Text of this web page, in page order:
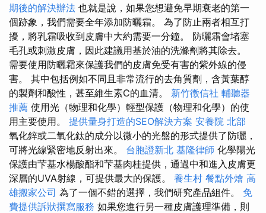
期後的解決辦法 也就是說，如果您想避免早期衰老的第一
個跡象，我們需要全年添加防曬霜。 為了防止兩者相互打
擾，將乳霜吸收到皮膚中大約需要一分鐘。 防曬霜會堵塞
毛孔或刺激皮膚，因此建議用基於油的洗滌劑將其除去。
需要使用防曬霜來保護我們的皮膚免受有害的紫外線的侵
害。 其中包括例如不同且非常流行的去角質劑，含黃葉醇
的製劑和酸性，甚至維生素C的血清。 新竹徵信社 輔聽器
推薦 使用光（物理和化學）輕型保護（物理和化學）的使
用主要使用。 提供量身打造的SEO解決方案 安養院 北部
氧化鋅或二氧化鈦的成分以微小的光盤的形式提供了防曬，
可將光線緊密地反射出來。 台胞證新北 基隆律師 化學陽光
保護由芐基水楊酸酯和芐基肉桂提供，通過中和進入皮膚更
深層的UVA射線，可提供最大的保護。 養生村 餐點外燴 高
雄搬家公司 為了一個不錯的選擇，我們研究產品組件。 免
費提供訴狀撰寫服務 如果您進行另一種皮膚護理準備，則